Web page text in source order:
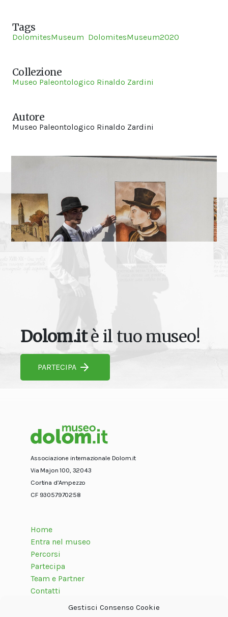
Gestisci Consenso Cookie
Tags
DolomitesMuseum DolomitesMuseum2020
Collezione
Museo Paleontologico Rinaldo Zardini
Autore
Museo Paleontologico Rinaldo Zardini
Dolom.itè il tuo museo!
PARTECIPA
Associazione internazionale Dolom.it
Via Majon 100, 32043
Cortina d’Ampezzo
CF 93057970258
Home
Entra nel museo
Percorsi
Partecipa
Team e Partner
Contatti